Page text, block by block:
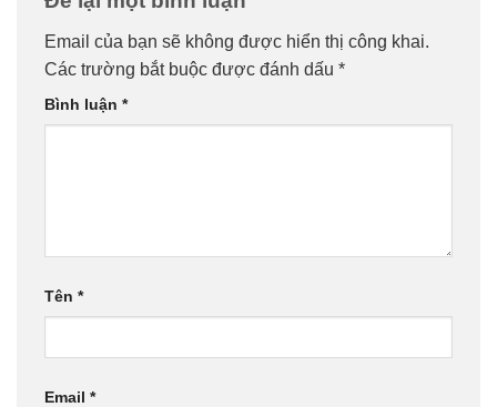
Email của bạn sẽ không được hiển thị công khai.
Các trường bắt buộc được đánh dấu *
Bình luận *
Tên *
Email *